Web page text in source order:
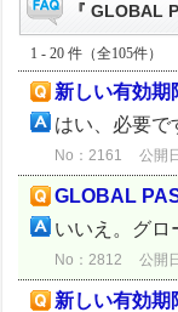
『 GLOBAL
1 - 20 件（全105件）
新しい有効
はい、必要で
No：2161 公開
GLOBAL
いいえ。グ
No：2812 公開
新しい有効